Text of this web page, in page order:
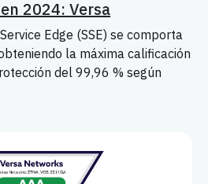
2024: Versa
Edge (SSE) se comporta
la máxima calificación
del 99,96 % según